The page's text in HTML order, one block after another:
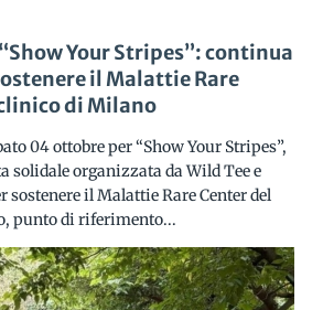
“Show Your Stripes”: continua
il Malattie Rare
di Milano
04 ottobre per “Show Your Stripes”,
solidale organizzata da Wild Tee e
sostenere il Malattie Rare Center del
punto di riferimento...